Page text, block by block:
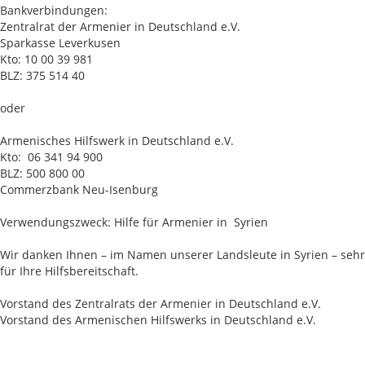
Bankverbindungen:
Zentralrat der Armenier in Deutschland e.V.
Sparkasse Leverkusen
Kto: 10 00 39 981
BLZ: 375 514 40
oder
Armenisches Hilfswerk in Deutschland e.V.
Kto: 06 341 94 900
BLZ: 500 800 00
Commerzbank Neu-Isenburg
Verwendungszweck: Hilfe für Armenier in Syrien
Wir danken Ihnen – im Namen unserer Landsleute in Syrien – sehr
für Ihre Hilfsbereitschaft.
Vorstand des Zentralrats der Armenier in Deutschland e.V.
Vorstand des Armenischen Hilfswerks in Deutschland e.V.